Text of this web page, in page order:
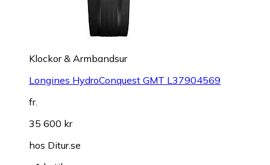
Klockor & Armbandsur
Longines HydroConquest GMT L37904569
fr.
35 600 kr
hos Ditur.se